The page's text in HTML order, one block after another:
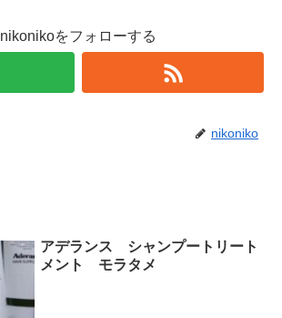
nikonikoをフォローする
nikoniko
アデランス シャンプートリート
メント モラタメ